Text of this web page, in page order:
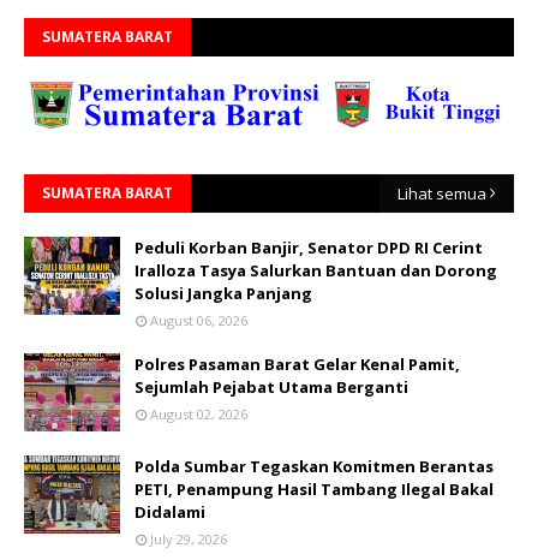
SUMATERA BARAT
SUMATERA BARAT Lihat semua
Peduli Korban Banjir, Senator DPD RI Cerint
Iralloza Tasya Salurkan Bantuan dan Dorong
Solusi Jangka Panjang
August 06, 2026
Polres Pasaman Barat Gelar Kenal Pamit,
Sejumlah Pejabat Utama Berganti
August 02, 2026
Polda Sumbar Tegaskan Komitmen Berantas
PETI, Penampung Hasil Tambang Ilegal Bakal
Didalami
July 29, 2026